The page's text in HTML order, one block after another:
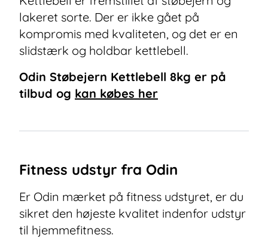
lakeret sorte. Der er ikke gået på
kompromis med kvaliteten, og det er en
slidstærk og holdbar kettlebell.
Odin Støbejern Kettlebell 8kg er på
tilbud og kan købes her
Fitness udstyr fra Odin
Er Odin mærket på fitness udstyret, er du
sikret den højeste kvalitet indenfor udstyr
til hjemmefitness.